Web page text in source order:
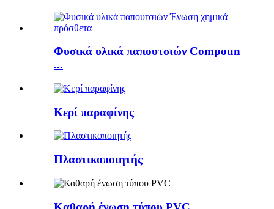
Φυσικά υλικά παπουτσιών Compoun
...
Κερί παραφίνης
Πλαστικοποιητής